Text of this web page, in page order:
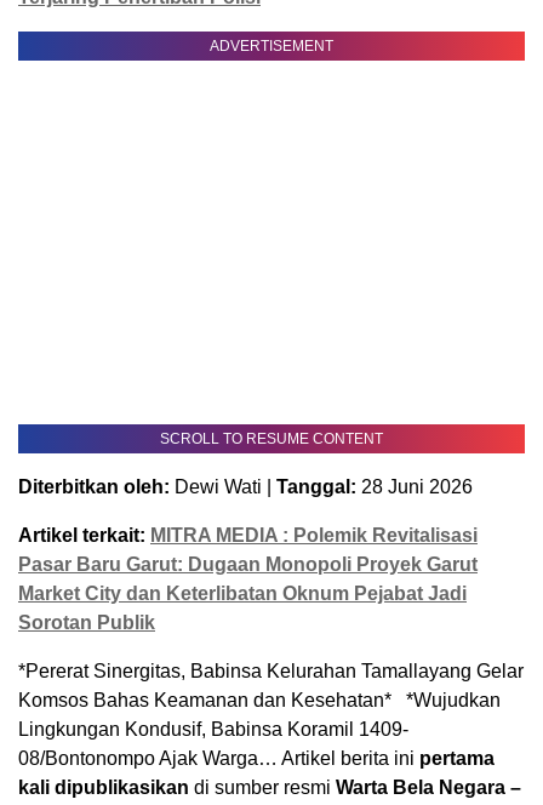
ADVERTISEMENT
SCROLL TO RESUME CONTENT
Diterbitkan oleh: Dewi Wati | Tanggal: 28 Juni 2026
Artikel terkait: MITRA MEDIA : Polemik Revitalisasi
Pasar Baru Garut: Dugaan Monopoli Proyek Garut
Market City dan Keterlibatan Oknum Pejabat Jadi
Sorotan Publik
*Pererat Sinergitas, Babinsa Kelurahan Tamallayang Gelar
Komsos Bahas Keamanan dan Kesehatan* *Wujudkan
Lingkungan Kondusif, Babinsa Koramil 1409-
08/Bontonompo Ajak Warga… Artikel berita ini pertama
kali dipublikasikan di sumber resmi Warta Bela Negara –